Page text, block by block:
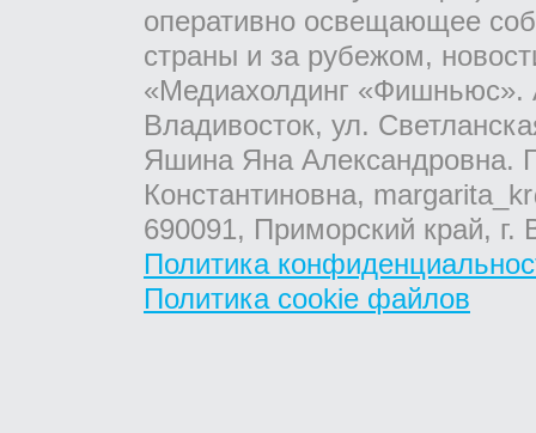
оперативно освещающее
страны и за рубежом,
«Медиахолдинг «Фишньюс».
Владивосток, ул.
Яшина Яна Александровна.
Константиновна,
690091, Приморский край,
Политика
Политика cookie файлов